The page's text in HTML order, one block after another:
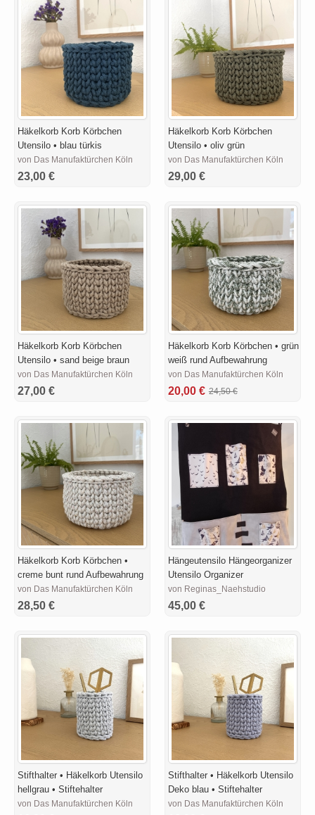
Häkelkorb Korb Körbchen
Utensilo • blau türkis
von Das Manufaktürchen Köln
23,00 €
Häkelkorb Korb Körbchen
Utensilo • oliv grün
von Das Manufaktürchen Köln
29,00 €
Häkelkorb Korb Körbchen
Utensilo • sand beige braun
von Das Manufaktürchen Köln
27,00 €
Häkelkorb Korb Körbchen • grün
weiß rund Aufbewahrung
von Das Manufaktürchen Köln
20,00 € 24,50 €
Häkelkorb Korb Körbchen •
creme bunt rund Aufbewahrung
von Das Manufaktürchen Köln
28,50 €
Hängeutensilo Hängeorganizer
Utensilo Organizer
von Reginas_Naehstudio
45,00 €
Stifthalter • Häkelkorb Utensilo
hellgrau • Stiftehalter
von Das Manufaktürchen Köln
Stifthalter • Häkelkorb Utensilo
Deko blau • Stiftehalter
von Das Manufaktürchen Köln